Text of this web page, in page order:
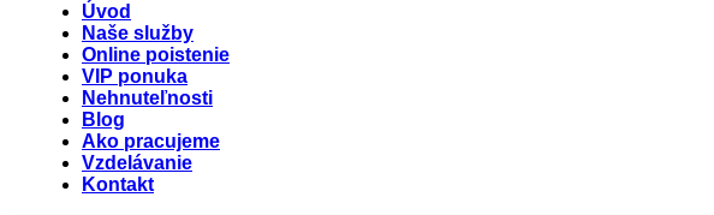
Úvod
Naše služby
Online poistenie
VIP ponuka
Nehnuteľnosti
Blog
Ako pracujeme
Vzdelávanie
Kontakt